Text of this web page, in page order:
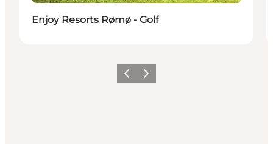
Enjoy Resorts Rømø - Golf
ForrigeNeste